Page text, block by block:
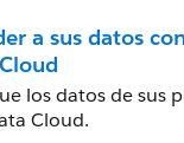
a sus datos
los datos de sus
Cloud.